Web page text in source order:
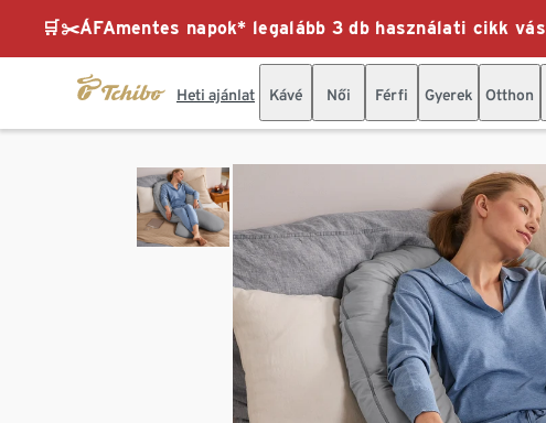
🛒✂️ÁFAmentes napok* legalább 3 db használati cikk
Heti ajánlat Kávé Női Férfi Gyerek Otthon